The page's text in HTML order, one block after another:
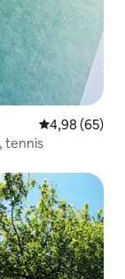
4,98 ud af 5 i
4,98 (65)
tennis